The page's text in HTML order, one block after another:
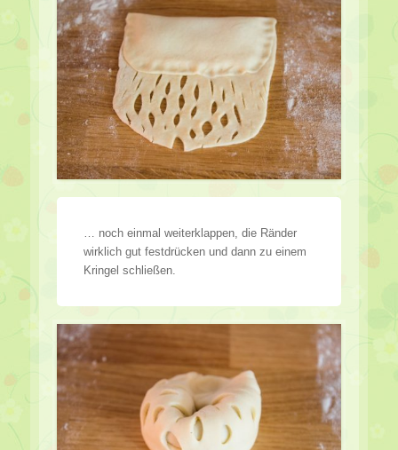
… noch einmal weiterklappen, die Ränder
wirklich gut festdrücken und dann zu einem
Kringel schließen.